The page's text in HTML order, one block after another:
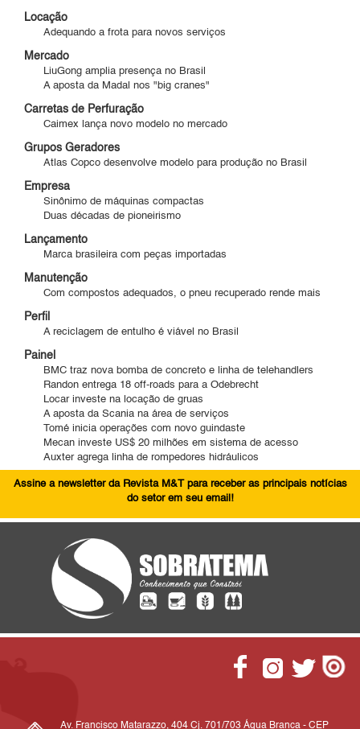
Locação
Adequando a frota para novos serviços
Mercado
LiuGong amplia presença no Brasil
A aposta da Madal nos "big cranes"
Carretas de Perfuração
Caimex lança novo modelo no mercado
Grupos Geradores
Atlas Copco desenvolve modelo para produção no Brasil
Empresa
Sinônimo de máquinas compactas
Duas décadas de pioneirismo
Lançamento
Marca brasileira com peças importadas
Manutenção
Com compostos adequados, o pneu recuperado rende mais
Perfil
A reciclagem de entulho é viável no Brasil
Painel
BMC traz nova bomba de concreto e linha de telehandlers
Randon entrega 18 off-roads para a Odebrecht
Locar investe na locação de gruas
A aposta da Scania na área de serviços
Tomé inicia operações com novo guindaste
Mecan investe US$ 20 milhões em sistema de acesso
Auxter agrega linha de rompedores hidráulicos
Assine a newsletter da Revista M&T para receber as principais notícias
do setor em seu email!
Av. Francisco Matarazzo, 404 Cj. 701/703 Água Branca - CEP